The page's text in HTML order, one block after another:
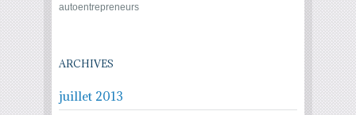
autoentrepreneurs
ARCHIVES
juillet 2013